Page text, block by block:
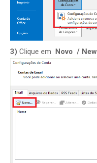
3) Clique em Novo / New